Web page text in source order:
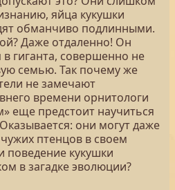
яйца кукушки
обманчиво подлинными.
Даже отдаленно! Он
гиганта, совершенно не
семью. Так почему же
не замечают
времени орнитологи
еще предстоит научиться
они могут даже
птенцов в своем
поведение кукушки
в загадке эволюции?